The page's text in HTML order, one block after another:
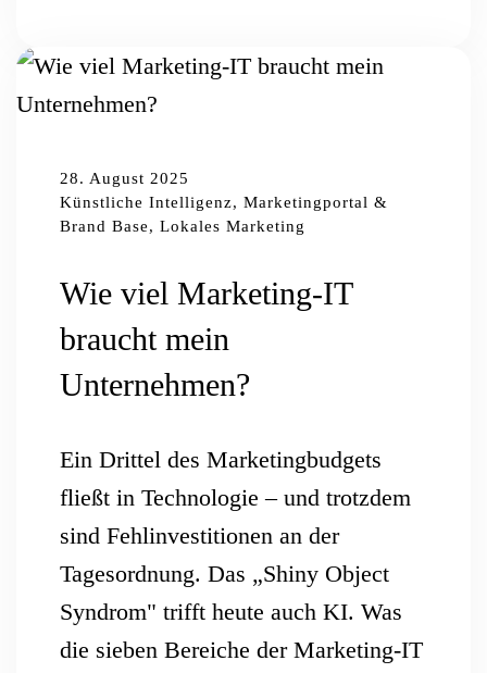
28. August 2025
Künstliche Intelligenz, Marketingportal &
Brand Base, Lokales Marketing
Wie viel Marketing-IT
braucht mein
Unternehmen?
Ein Drittel des Marketingbudgets
fließt in Technologie – und trotzdem
sind Fehlinvestitionen an der
Tagesordnung. Das „Shiny Object
Syndrom" trifft heute auch KI. Was
die sieben Bereiche der Marketing-IT